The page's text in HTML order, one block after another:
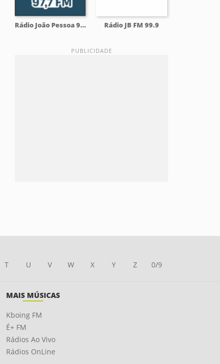
Rádio João Pessoa 97.7 FM Rádio JB FM 99.9
T U V W X Y Z 0/9
MAIS MÚSICAS
Kboing FM
É+ FM
Rádios Ao Vivo
Rádios OnLine